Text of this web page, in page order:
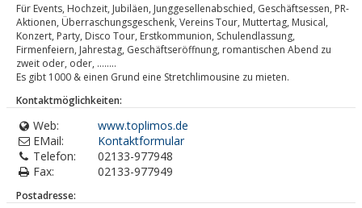
Für Events, Hochzeit, Jubiläen, Junggesellenabschied, Geschäftsessen, PR-
Aktionen, Überraschungsgeschenk, Vereins Tour, Muttertag, Musical,
Konzert, Party, Disco Tour, Erstkommunion, Schulendlassung,
Firmenfeiern, Jahrestag, Geschäftseröffnung, romantischen Abend zu
zweit oder, oder, ........
Es gibt 1000 & einen Grund eine Stretchlimousine zu mieten.
Kontaktmöglichkeiten:
Web:
www.toplimos.de
EMail:
Kontaktformular
Telefon:
02133-977948
Fax:
02133-977949
Postadresse: